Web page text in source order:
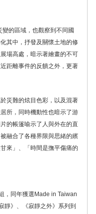
的區域，也觀察到不同國
其中，抒發及關懷土地的修
場高處，暗示著繪畫的不可
距離事件的反饋之外，更著
災難的炫目色彩，以及混著
所，同時機動性也暗示了游
的帳篷喻示了人與外在的直
融合了各種界限與思緒的繽
來」、「時間是撫平傷痛的
，同年獲選Made in Taiwan
靜》、《寂靜之外》系列到